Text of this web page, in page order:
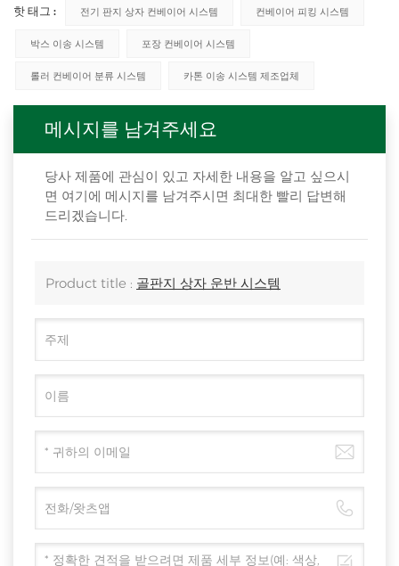
핫 태그 : 전기 판지 상자 컨베이어 시스템 컨베이어 피킹 시스템
박스 이송 시스템 포장 컨베이어 시스템
롤러 컨베이어 분류 시스템 카톤 이송 시스템 제조업체
메시지를 남겨주세요
당사 제품에 관심이 있고 자세한 내용을 알고 싶으시
면 여기에 메시지를 남겨주시면 최대한 빨리 답변해
드리겠습니다.
Product title : 골판지 상자 운반 시스템